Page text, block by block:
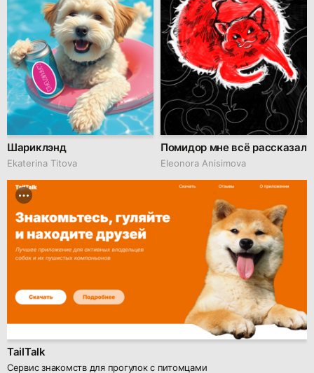
Шариклэнд
Ekaterina Titova
TailTalk
Сервис знакомств для прогулок с питомцами
Помидор мне всё рассказал
Eleonora Anisimova